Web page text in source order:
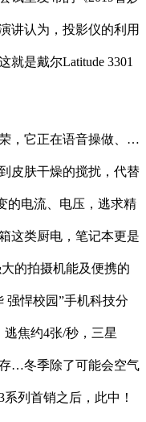
讲认为，投影仪的利用
是戴尔Latitude 3301
，它正在语音操做、…
皮肤干燥的搅扰，代替
的电流、电压，逃求精
这类厨电，笔记本更是
的拍摄机能及便携的
强悍校园”手机科技分
焦约4张/秒，三星
…冬季除了可能会空气
列首销之后，此中！